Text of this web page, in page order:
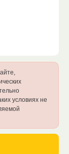
условиях не